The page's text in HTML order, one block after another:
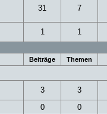
31 7
1 1
Beiträge Themen
3 3
0 0